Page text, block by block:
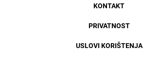
KONTAKT
PRIVATNOST
USLOVI KORIŠTENJA